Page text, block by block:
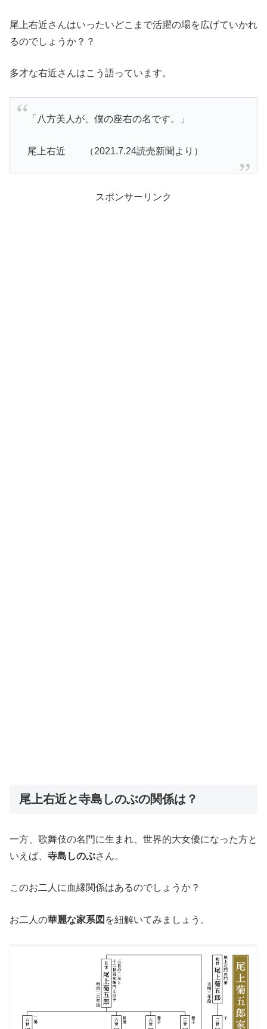
尾上右近さんはいったいどこまで活躍の場を広げていかれ
るのでしょうか？？
多才な右近さんはこう語っています。
「八方美人が、僕の座右の名です。」
尾上右近 （2021.7.24読売新聞より）
スポンサーリンク
尾上右近と寺島しのぶの関係は？
一方、歌舞伎の名門に生まれ、世界的大女優になった方と
いえば、 寺島しのぶさん。
このお二人に血縁関係はあるのでしょうか？
お二人の華麗な家系図 を紐解いてみましょう。